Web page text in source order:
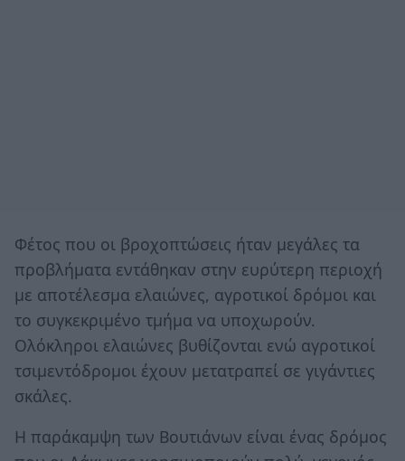
Φέτος που οι βροχοπτώσεις ήταν μεγάλες τα
προβλήματα εντάθηκαν στην ευρύτερη περιοχή
με αποτέλεσμα ελαιώνες, αγροτικοί δρόμοι και
το συγκεκριμένο τμήμα να υποχωρούν.
Ολόκληροι ελαιώνες βυθίζονται ενώ αγροτικοί
τσιμεντόδρομοι έχουν μετατραπεί σε γιγάντιες
σκάλες.
Η παράκαμψη των Βουτιάνων είναι ένας δρόμος